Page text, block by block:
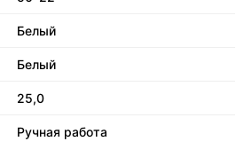
Белый
Белый
25,0
Ручная работа